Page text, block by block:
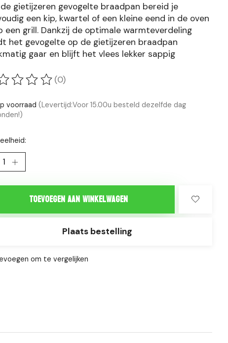
gietijzeren gevogelte braadpan bereid je
een kip, kwartel of een kleine eend in de oven
een grill. Dankzij de optimale warmteverdeling
het gevogelte op de gietijzeren braadpan
gaar en blijft het vlees lekker sappig
van dit product is
(0)
voorraad (Levertijd:Voor 15.00u besteld dezelfde dag
Toevoegen aan winkelwagen
Plaats bestelling
om te vergelijken